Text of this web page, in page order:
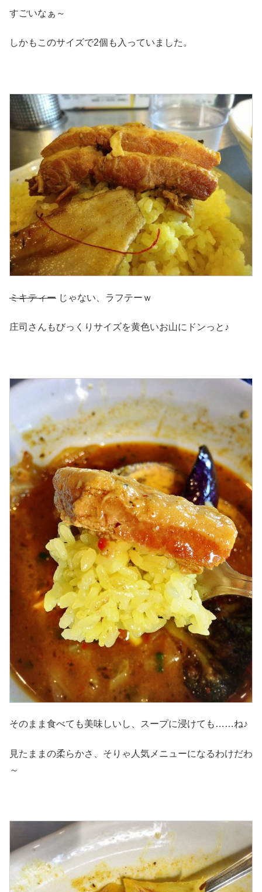
すごいなぁ～
しかもこのサイズで2個も入っていました。
ミキティー じゃない、ラフテーｗ
庄司さんもびっくりサイズを黄色いお山にドンっと♪
そのまま食べても美味しいし、スープに浸けても……ね♪
見たままの柔らかさ、そりゃ人気メニューになるわけだわ
～